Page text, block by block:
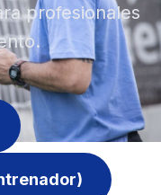
profesionales